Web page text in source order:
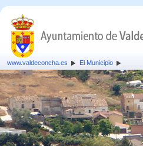
www.valdeconcha.es El Municipio